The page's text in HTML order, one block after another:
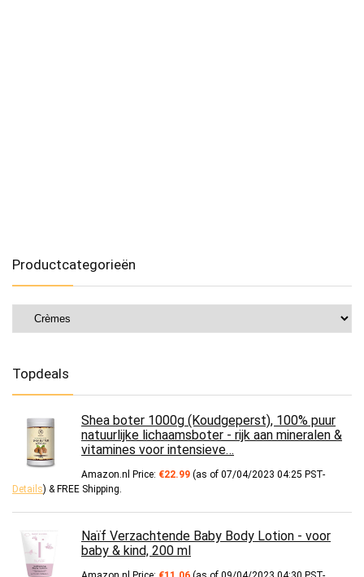
Productcategorieën
Topdeals
Shea boter 1000g (Koudgeperst), 100% puur
natuurlijke lichaamsboter - rijk aan mineralen &
vitamines voor intensieve…
Amazon.nl Price: €22.99 (as of 07/04/2023 04:25 PST-
Details) & FREE Shipping
Naïf Verzachtende Baby Body Lotion - voor
baby & kind, 200 ml